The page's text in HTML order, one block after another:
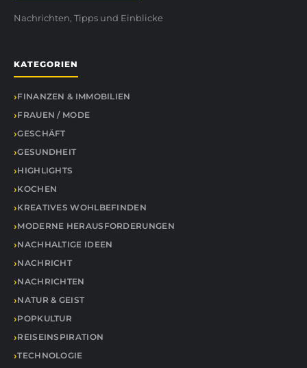
Nachrichten, Tipps und Einblicke
KATEGORIEN
FINANZEN & IMMOBILIEN
FRAUEN / MODE
GESCHÄFT
GESUNDHEIT
HIGHLIGHTS
KOCHEN
KREATIVES WOHLBEFINDEN
MODERNE HERAUSFORDERUNGEN
NACHHALTIGE IDEEN
NACHRICHT
NACHRICHTEN
NATUR & GEIST
POPKULTUR
REISEINSPIRATION
TECHNOLOGIE